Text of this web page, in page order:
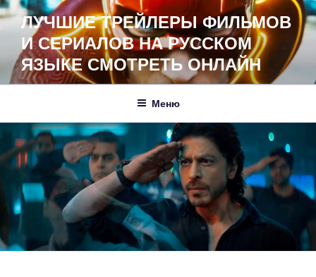
Перейти
к
содержимому
ЛУЧШИЕ ТРЕЙЛЕРЫ ФИЛЬМОВ
И СЕРИАЛОВ НА РУССКОМ
ЯЗЫКЕ СМОТРЕТЬ ОНЛАЙН
Меню